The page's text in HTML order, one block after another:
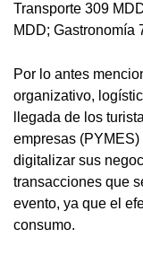
Transporte 309
MDD; Gastronomía
Por lo antes
organizativo,
llegada de los
empresas
digitalizar sus
transacciones que
evento, ya que el
consumo.